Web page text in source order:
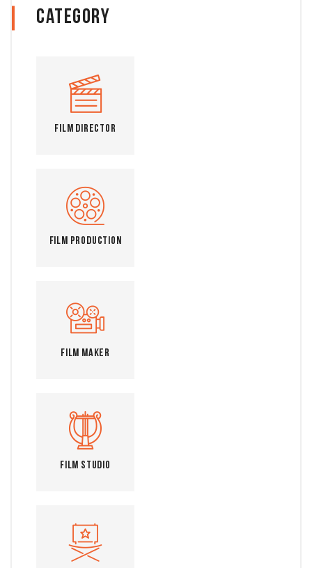
Category
Film Director
Film Production
Film Maker
Film Studio